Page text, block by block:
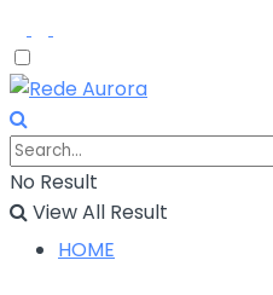
No Result
View All Result
HOME